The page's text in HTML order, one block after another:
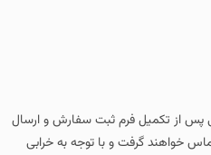
پس از تکمیل فرم ثبت سفارش و ارسال
خواهند گرفت و با توجه به خرابی